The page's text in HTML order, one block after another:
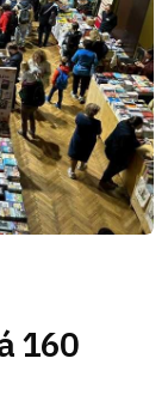
160